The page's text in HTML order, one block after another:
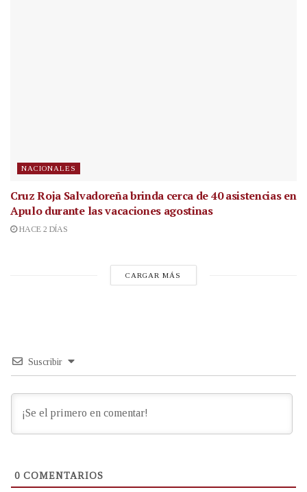
NACIONALES
Cruz Roja Salvadoreña brinda cerca de 40 asistencias en
Apulo durante las vacaciones agostinas
HACE 2 DÍAS
CARGAR MÁS
Suscribir
0 COMENTARIOS